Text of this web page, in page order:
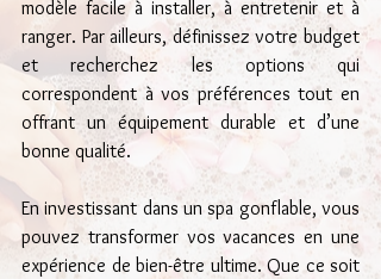
modèle facile à installer, à entretenir et à
ranger. Par ailleurs, définissez votre budget
et recherchez les options qui
correspondent à vos préférences tout en
offrant un équipement durable et d’une
bonne qualité.
En investissant dans un spa gonflable, vous
pouvez transformer vos vacances en une
expérience de bien-être ultime. Que ce soit